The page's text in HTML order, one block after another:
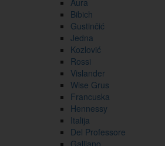
Aura
Bibich
Gustinčić
Jedna
Kozlović
Rossi
Vislander
Wise Grus
Francuska
Hennessy
Italija
Del Professore